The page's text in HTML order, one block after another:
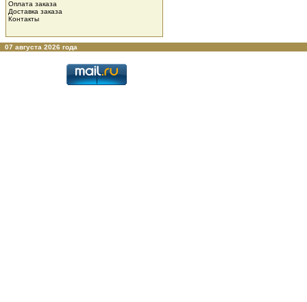
Оплата заказа
Доставка заказа
Контакты
07 августа 2026 года